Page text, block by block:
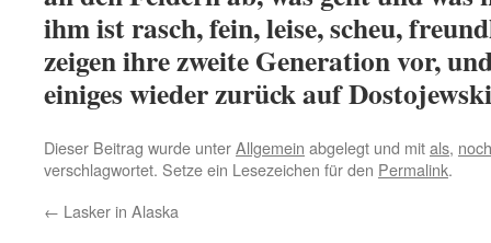
ihm ist rasch, fein, leise, scheu,
zeigen ihre zweite Generation vor,
einiges wieder zurück auf
Dieser Beitrag wurde unterAllgemein abgelegt und mitals, noch
verschlagwortet. Setze ein Lesezeichen für den Permalink.
← Lasker in Alaska